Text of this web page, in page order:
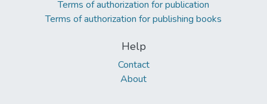
Terms of authorization for publication
Terms of authorization for publishing books
Help
Contact
About